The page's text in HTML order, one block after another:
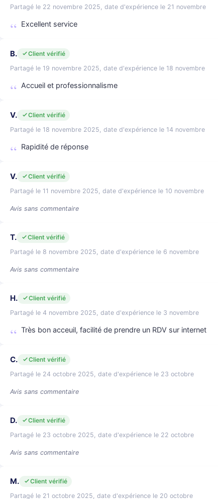
Partagé le 22 novembre 2025, date d'expérience le 21 novembre
Excellent service
B.
Client vérifié
Partagé le 19 novembre 2025, date d'expérience le 18 novembre
Accueil et professionnalisme
V.
Client vérifié
Partagé le 18 novembre 2025, date d'expérience le 14 novembre
Rapidité de réponse
V.
Client vérifié
Partagé le 11 novembre 2025, date d'expérience le 10 novembre
Avis sans commentaire
T.
Client vérifié
Partagé le 8 novembre 2025, date d'expérience le 6 novembre
Avis sans commentaire
H.
Client vérifié
Partagé le 4 novembre 2025, date d'expérience le 3 novembre
Très bon acceuil, facilité de prendre un RDV sur internet
C.
Client vérifié
Partagé le 24 octobre 2025, date d'expérience le 23 octobre
Avis sans commentaire
D.
Client vérifié
Partagé le 23 octobre 2025, date d'expérience le 22 octobre
Avis sans commentaire
M.
Client vérifié
Partagé le 21 octobre 2025, date d'expérience le 20 octobre